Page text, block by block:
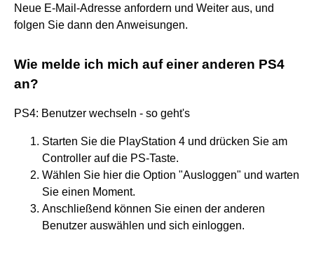
Neue E-Mail-Adresse anfordern und Weiter aus, und
folgen Sie dann den Anweisungen.
Wie melde ich mich auf einer anderen PS4
an?
PS4: Benutzer wechseln - so geht's
Starten Sie die PlayStation 4 und drücken Sie am
Controller auf die PS-Taste.
Wählen Sie hier die Option "Ausloggen" und warten
Sie einen Moment.
Anschließend können Sie einen der anderen
Benutzer auswählen und sich einloggen.